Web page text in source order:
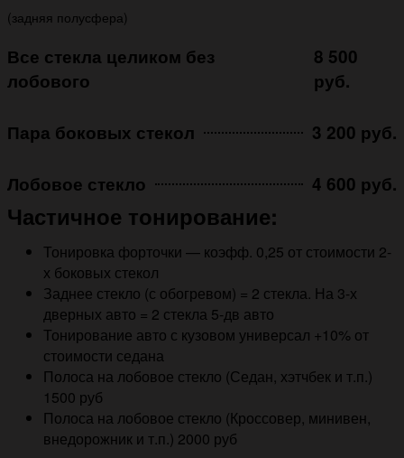
(задняя полусфера)
Все стекла целиком без
лобового
8 500
руб.
Пара боковых стекол 3 200 руб.
Лобовое стекло 4 600 руб.
Частичное тонирование:
Тонировка форточки — коэфф. 0,25 от стоимости 2-
х боковых стекол
Заднее стекло (с обогревом) = 2 стекла. На 3-х
дверных авто = 2 стекла 5-дв авто
Тонирование авто с кузовом универсал +10% от
стоимости седана
Полоса на лобовое стекло (Седан, хэтчбек и т.п.)
1500 руб
Полоса на лобовое стекло (Кроссовер, минивен,
внедорожник и т.п.) 2000 руб